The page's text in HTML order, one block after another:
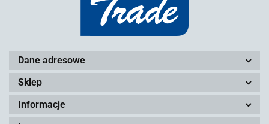
Dane adresowe
Sklep
Informacje